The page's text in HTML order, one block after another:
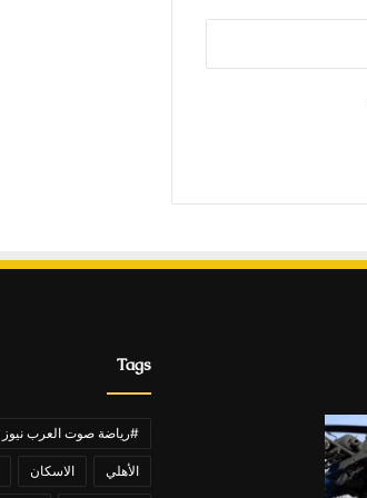
Tags
#رياضة صوت العرب نيوز
الأهلي الاسكان